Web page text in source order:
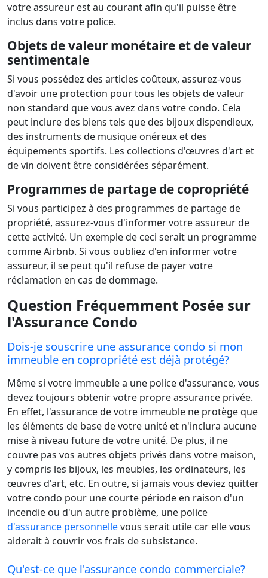
votre assureur est au courant afin qu'il puisse être
inclus dans votre police.
Objets de valeur monétaire et de valeur
sentimentale
Si vous possédez des articles coûteux, assurez-vous
d'avoir une protection pour tous les objets de valeur
non standard que vous avez dans votre condo. Cela
peut inclure des biens tels que des bijoux dispendieux,
des instruments de musique onéreux et des
équipements sportifs. Les collections d'œuvres d'art et
de vin doivent être considérées séparément.
Programmes de partage de copropriété
Si vous participez à des programmes de partage de
propriété, assurez-vous d'informer votre assureur de
cette activité. Un exemple de ceci serait un programme
comme Airbnb. Si vous oubliez d'en informer votre
assureur, il se peut qu'il refuse de payer votre
réclamation en cas de dommage.
Question Fréquemment Posée sur
l'Assurance Condo
Dois-je souscrire une assurance condo si mon
immeuble en copropriété est déjà protégé?
Même si votre immeuble a une police d'assurance, vous
devez toujours obtenir votre propre assurance privée.
En effet, l'assurance de votre immeuble ne protège que
les éléments de base de votre unité et n'inclura aucune
mise à niveau future de votre unité. De plus, il ne
couvre pas vos autres objets privés dans votre maison,
y compris les bijoux, les meubles, les ordinateurs, les
œuvres d'art, etc. En outre, si jamais vous deviez quitter
votre condo pour une courte période en raison d'un
incendie ou d'un autre problème, une police
d'assurance personnellevous serait utile car elle vous
aiderait à couvrir vos frais de subsistance.
Qu'est-ce que l'assurance condo commerciale?